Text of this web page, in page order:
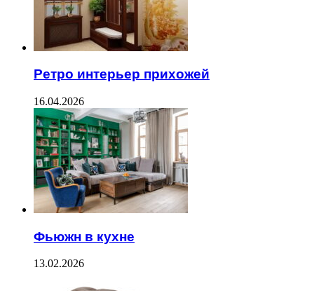
Ретро интерьер прихожей
16.04.2026
Фьюжн в кухне
13.02.2026